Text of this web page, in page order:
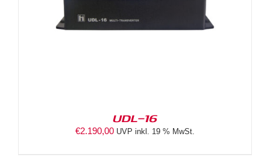
UDL-16
€2.190,00 UVP inkl. 19 % MwSt.